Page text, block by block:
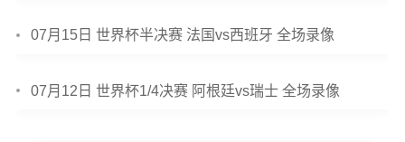
07月15日 世界杯半决赛 法国vs西班牙 全场录像
07月12日 世界杯1/4决赛 阿根廷vs瑞士 全场录像